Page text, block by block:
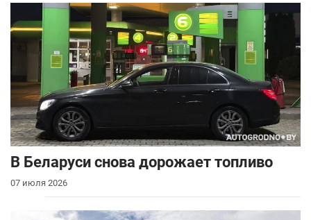
В Беларуси снова дорожает топливо
07 июля 2026